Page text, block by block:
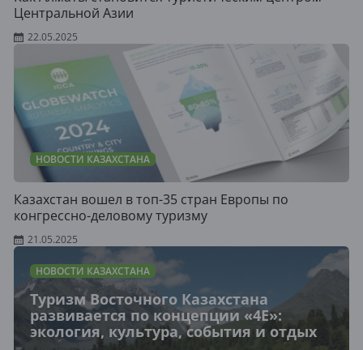
Центральной Азии
22.05.2025
НОВОСТИ КАЗАХСТАНА
Казахстан вошел в топ-35 стран Европы по
конгрессно-деловому туризму
21.05.2025
НОВОСТИ КАЗАХСТАНА
Туризм Восточного Казахстана
развивается по концепции «4E»:
экология, культура, события и отдых